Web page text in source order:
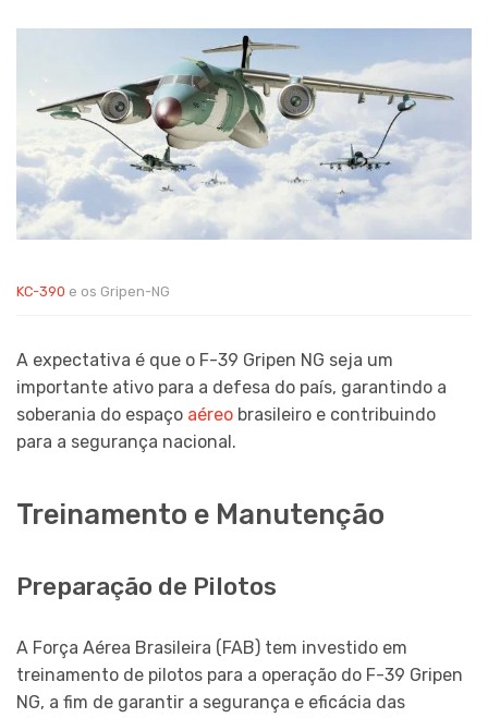
KC-390 e os Gripen-NG
A expectativa é que o F-39 Gripen NG seja um
importante ativo para a defesa do país, garantindo a
soberania do espaço aéreo brasileiro e contribuindo
para a segurança nacional.
Treinamento e Manutenção
Preparação de Pilotos
A Força Aérea Brasileira (FAB) tem investido em
treinamento de pilotos para a operação do F-39 Gripen
NG, a fim de garantir a segurança e eficácia das